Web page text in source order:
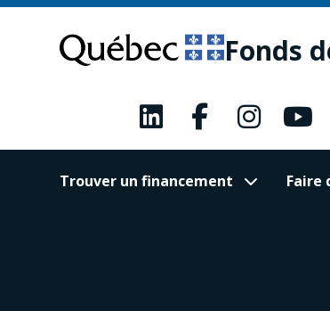
contenu
Fonds
Trouver un financement Faire